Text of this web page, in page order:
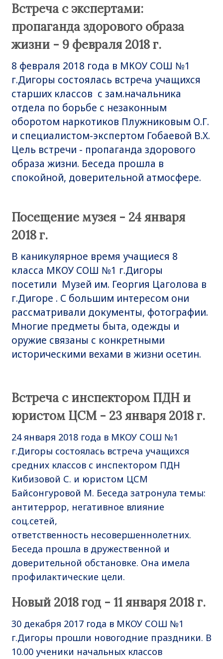
Встреча с экспертами:
пропаганда здорового образа
жизни - 9 февраля 2018 г.
8 февраля 2018 года в МКОУ СОШ №1
г.Дигоры состоялась встреча учащихся
старших классов с зам.начальника
отдела по борьбе с незаконным
оборотом наркотиков Плужниковым О.Г.
и специалистом-экспертом Гобаевой В.Х.
Цель встречи - пропаганда здорового
образа жизни. Беседа прошла в
спокойной, доверительной атмосфере.
Посещение музея - 24 января
2018 г.
В каникулярное время учащиеся 8
класса МКОУ СОШ №1 г.Дигоры
посетили Музей им. Георгия Цаголова в
г.Дигоре . С большим интересом они
рассматривали документы, фотографии.
Многие предметы быта, одежды и
оружие связаны с конкретными
историческими вехами в жизни осетин.
Встреча с инспектором ПДН и
юристом ЦСМ - 23 января 2018 г.
24 января 2018 года в МКОУ СОШ №1
г.Дигоры состоялась встреча учащихся
средних классов с инспектором ПДН
Кибизовой С. и юристом ЦСМ
Байсонгуровой М. Беседа затронула темы:
антитеррор, негативное влияние
соц.сетей,
ответственность несовершеннолетних.
Беседа прошла в дружественной и
доверительной обстановке. Она имела
профилактические цели.
Новый 2018 год - 11 января 2018 г.
30 декабря 2017 года в МКОУ СОШ №1
г.Дигоры прошли новогодние праздники. В
10.00 ученики начальных классов